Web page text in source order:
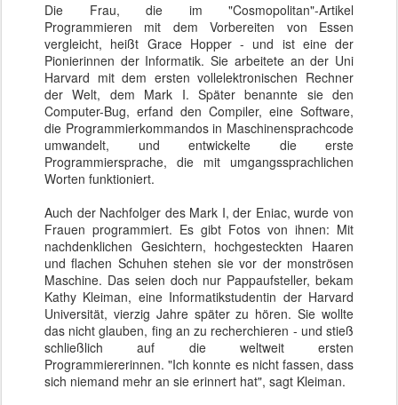
Die Frau, die im "Cosmopolitan"-Artikel
Programmieren mit dem Vorbereiten von Essen
vergleicht, heißt Grace Hopper - und ist eine der
Pionierinnen der Informatik. Sie arbeitete an der Uni
Harvard mit dem ersten vollelektronischen Rechner
der Welt, dem Mark I. Später benannte sie den
Computer-Bug, erfand den Compiler, eine Software,
die Programmierkommandos in Maschinensprachcode
umwandelt, und entwickelte die erste
Programmiersprache, die mit umgangssprachlichen
Worten funktioniert.
Auch der Nachfolger des Mark I, der Eniac, wurde von
Frauen programmiert. Es gibt Fotos von ihnen: Mit
nachdenklichen Gesichtern, hochgesteckten Haaren
und flachen Schuhen stehen sie vor der monströsen
Maschine. Das seien doch nur Pappaufsteller, bekam
Kathy Kleiman, eine Informatikstudentin der Harvard
Universität, vierzig Jahre später zu hören. Sie wollte
das nicht glauben, fing an zu recherchieren - und stieß
schließlich auf die weltweit ersten
Programmiererinnen. "Ich konnte es nicht fassen, dass
sich niemand mehr an sie erinnert hat", sagt Kleiman.